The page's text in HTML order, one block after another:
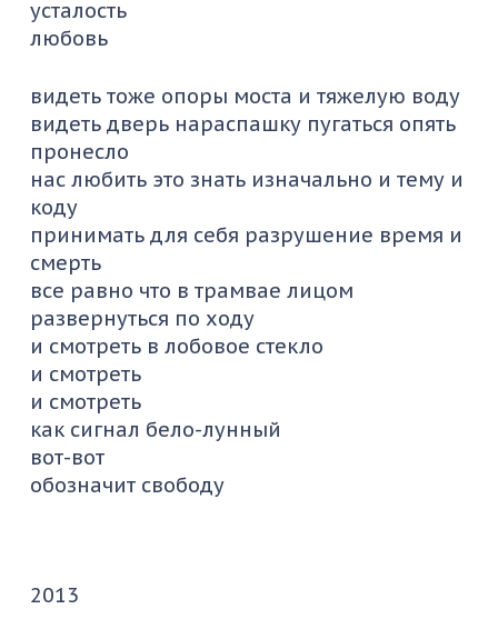
усталость
любовь
видеть тоже опоры моста и тяжелую воду
видеть дверь нараспашку пугаться опять
пронесло
нас любить это знать изначально и тему и
коду
принимать для себя разрушение время и
смерть
все равно что в трамвае лицом
развернуться по ходу
и смотреть в лобовое стекло
и смотреть
и смотреть
как сигнал бело-лунный
вот-вот
обозначит свободу
2013